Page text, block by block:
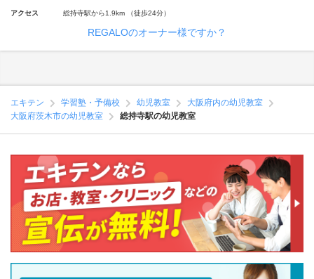
アクセス 総持寺駅から1.9km （徒歩24分）
REGALOのオーナー様ですか？
エキテン 学習塾・予備校 幼児教室
大阪府内の幼児教室
大阪府茨木市の幼児教室
総持寺駅の幼児教室